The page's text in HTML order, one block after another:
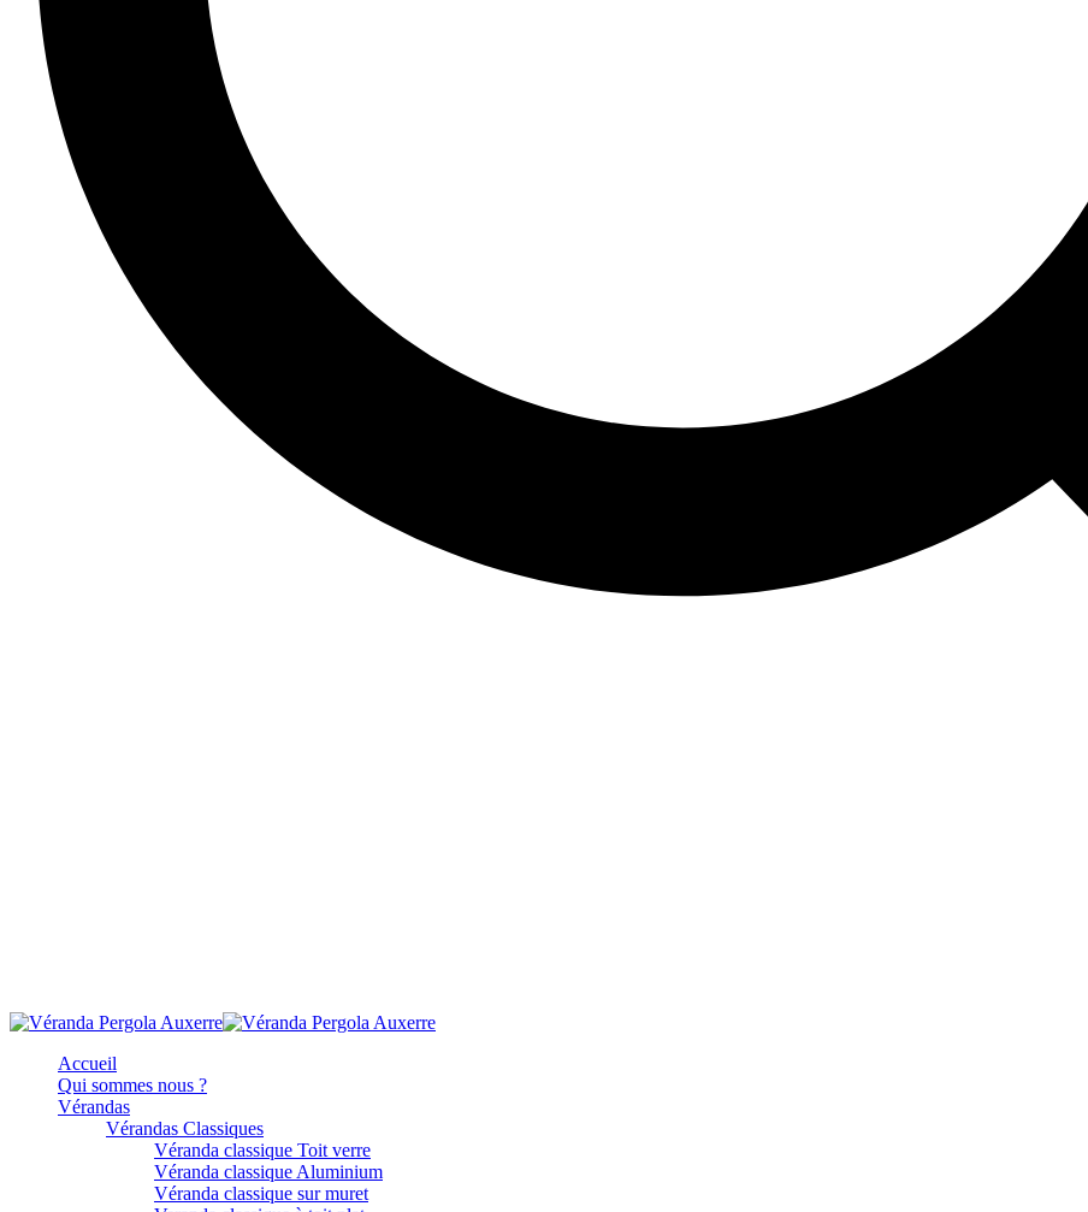
Accueil
Qui sommes nous ?
Vérandas
Vérandas Classiques
Véranda classique Toit verre
Véranda classique Aluminium
Véranda classique sur muret